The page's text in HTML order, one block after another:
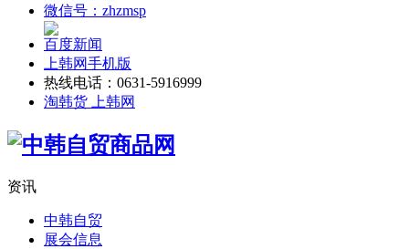
微信号：zhzmsp
百度新闻
上韩网手机版
热线电话：0631-5916999
淘韩货 上韩网
资讯
中韩自贸
展会信息